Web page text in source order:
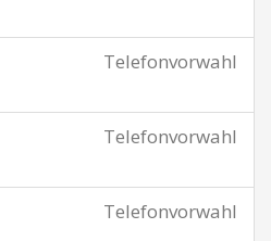
Telefonvorwahl
Telefonvorwahl
Telefonvorwahl